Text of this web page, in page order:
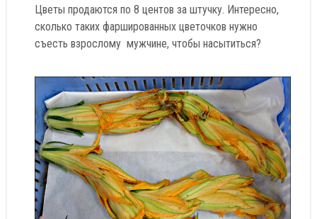
Цветы продаются по 8 центов за штучку. Интересно,
сколько таких фаршированных цветочков нужно
съесть взрослому мужчине, чтобы насытиться?